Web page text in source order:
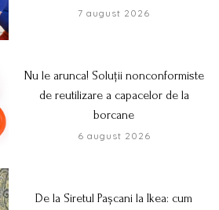
7 august 2026
Nu le arunca! Soluții nonconformiste
de reutilizare a capacelor de la
borcane
6 august 2026
De la Siretul Pașcani la Ikea: cum